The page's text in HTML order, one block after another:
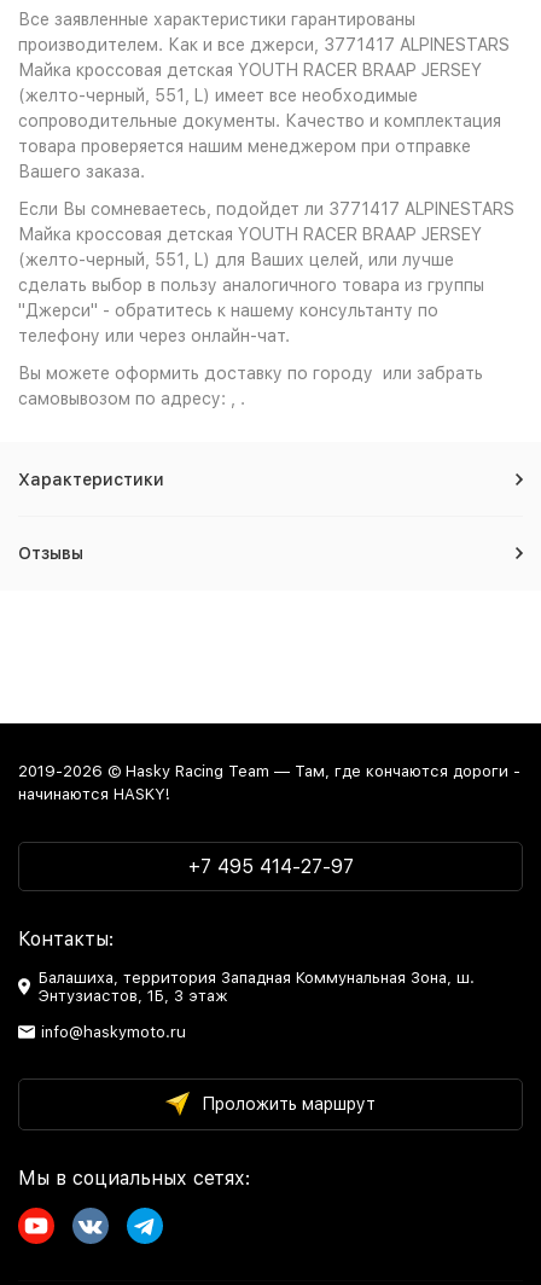
Все заявленные характеристики гарантированы
производителем. Как и все джерси, 3771417 ALPINESTARS
Майка кроссовая детская YOUTH RACER BRAAP JERSEY
(желто-черный, 551, L) имеет все необходимые
сопроводительные документы. Качество и комплектация
товара проверяется нашим менеджером при отправке
Вашего заказа.
Если Вы сомневаетесь, подойдет ли 3771417 ALPINESTARS
Майка кроссовая детская YOUTH RACER BRAAP JERSEY
(желто-черный, 551, L) для Ваших целей, или лучше
сделать выбор в пользу аналогичного товара из группы
"Джерси" - обратитесь к нашему консультанту по
телефону или через онлайн-чат.
Вы можете оформить доставку по городу или забрать
самовывозом по адресу: , .
Характеристики
Отзывы
2019-2026 © Hasky Racing Team — Там, где кончаются дороги -
начинаются HASKY!
+7 495 414-27-97
Контакты:
Балашиха, территория Западная Коммунальная Зона, ш.
Энтузиастов, 1Б, 3 этаж
info@haskymoto.ru
Проложить маршрут
Мы в социальных сетях: